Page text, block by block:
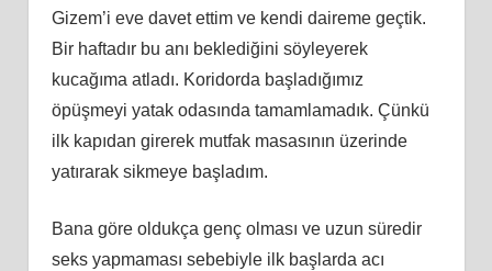
Gizem’i eve davet ettim ve kendi daireme geçtik.
Bir haftadır bu anı beklediğini söyleyerek
kucağıma atladı. Koridorda başladığımız
öpüşmeyi yatak odasında tamamlamadık. Çünkü
ilk kapıdan girerek mutfak masasının üzerinde
yatırarak sikmeye başladım.
Bana göre oldukça genç olması ve uzun süredir
seks yapmaması sebebiyle ilk başlarda acı